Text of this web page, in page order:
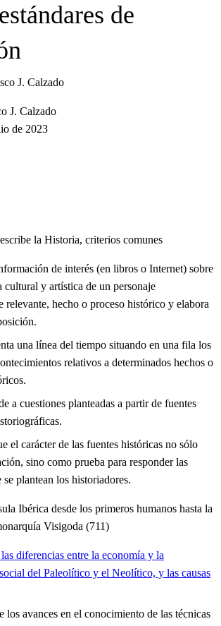
de
J. Calzado
de 2023
la Historia, criterios comunes
de interés (en libros o Internet) sobre
cultural y artística de un personaje
relevante, hecho o proceso histórico y elabora
una línea del tiempo situando en una fila los
relativos a determinados hechos o
a cuestiones planteadas a partir de fuentes
el carácter de las fuentes históricas no sólo
sino como prueba para responder las
se plantean los historiadores.
Ibérica desde los primeros humanos hasta la
Visigoda (711)
diferencias entre la economía y la
del Paleolítico y el Neolítico, y las causas
los avances en el conocimiento de las técnicas